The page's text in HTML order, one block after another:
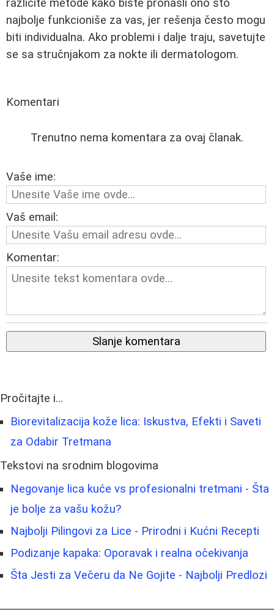
različite metode kako biste pronašli ono što
najbolje funkcioniše za vas, jer rešenja često mogu
biti individualna. Ako problemi i dalje traju, savetujte
se sa stručnjakom za nokte ili dermatologom.
Komentari
Trenutno nema komentara za ovaj članak.
Vaše ime:
Vaš email:
Komentar:
Slanje komentara
Pročitajte i...
Biorevitalizacija kože lica: Iskustva, Efekti i Saveti
za Odabir Tretmana
Tekstovi na srodnim blogovima
Negovanje lica kuće vs profesionalni tretmani - Šta
je bolje za vašu kožu?
Najbolji Pilingovi za Lice - Prirodni i Kućni Recepti
Podizanje kapaka: Oporavak i realna očekivanja
Šta Jesti za Večeru da Ne Gojite - Najbolji Predlozi